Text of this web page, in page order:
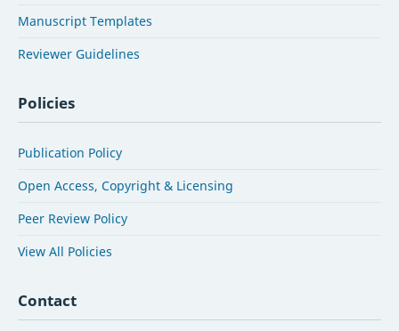
Manuscript Templates
Reviewer Guidelines
Policies
Publication Policy
Open Access, Copyright & Licensing
Peer Review Policy
View All Policies
Contact